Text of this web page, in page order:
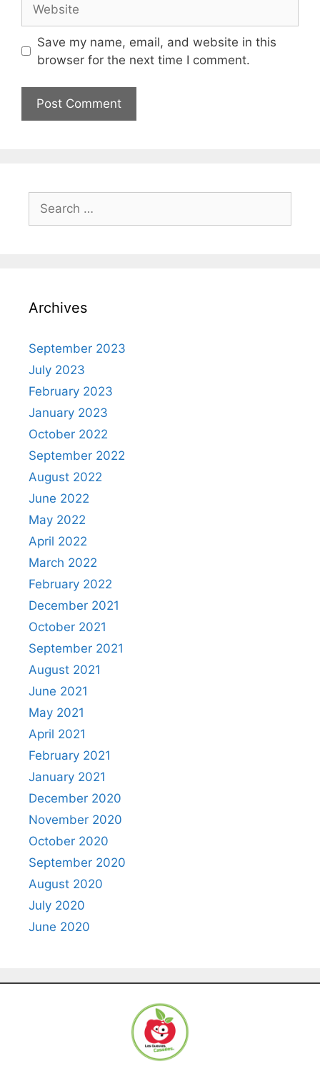
Save my name, email, and website in this
browser for the next time I comment.
Archives
September 2023
July 2023
February 2023
January 2023
October 2022
September 2022
August 2022
June 2022
May 2022
April 2022
March 2022
February 2022
December 2021
October 2021
September 2021
August 2021
June 2021
May 2021
April 2021
February 2021
January 2021
December 2020
November 2020
October 2020
September 2020
August 2020
July 2020
June 2020